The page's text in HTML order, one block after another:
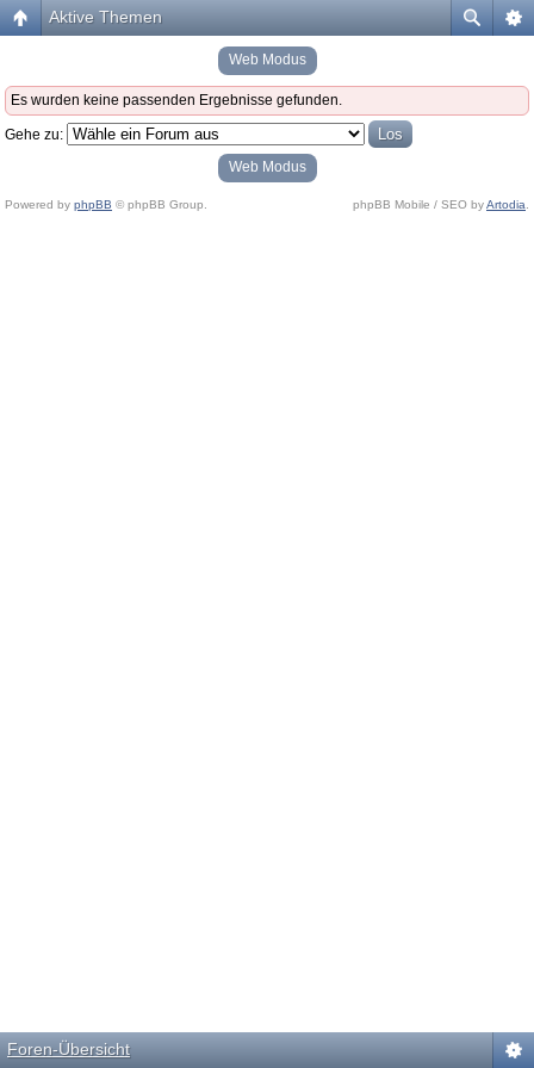
Aktive Themen
Web Modus
Es wurden keine passenden Ergebnisse gefunden.
Gehe zu:
Web Modus
Powered by phpBB © phpBB Group. phpBB Mobile / SEO byArtodia
Foren-Übersicht